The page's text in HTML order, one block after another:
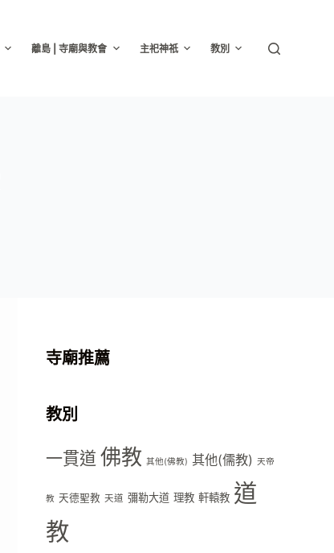
離島 | 寺廟與教會 主祀神祇 教別
寺廟推薦
教別
一貫道 佛教 其他(佛教) 其他(儒教) 天帝
教 天德聖教 天道 彌勒大道 理教 軒轅教 道
教